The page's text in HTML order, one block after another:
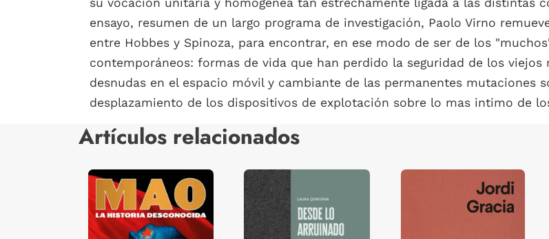
ensayo, resumen de un largo programa de investigación, Paolo Virno
entre Hobbes y Spinoza, para encontrar, en ese modo de ser de los
contemporáneos: formas de vida que han perdido la seguridad de los
desnudas en el espacio móvil y cambiante de las permanentes mutaciones
desplazamiento de los dispositivos de explotación sobre lo mas intimo de
Artículos relacionados